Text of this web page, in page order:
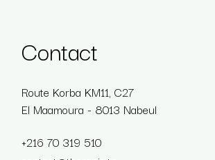
Contact
Route Korba KM11, C27
El Maamoura - 8013 Nabeul
+216 70 319 510